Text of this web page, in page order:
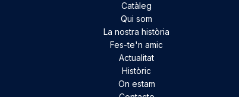
Catàleg
Qui som
La nostra història
Fes-te'n amic
Actualitat
Històric
On estam